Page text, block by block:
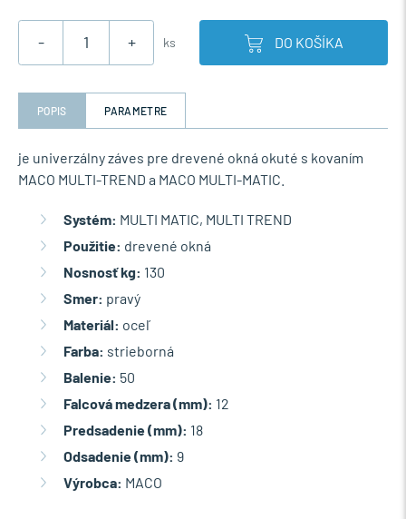
- + ks DO KOŠÍKA
POPIS PARAMETRE
je univerzálny záves pre drevené okná okuté s kovaním
MACO MULTI-TREND a MACO MULTI-MATIC.
Systém: MULTI MATIC, MULTI TREND
Použitie: drevené okná
Nosnosť kg: 130
Smer: pravý
Materiál: oceľ
Farba: strieborná
Balenie: 50
Falcová medzera (mm): 12
Predsadenie (mm): 18
Odsadenie (mm): 9
Výrobca: MACO